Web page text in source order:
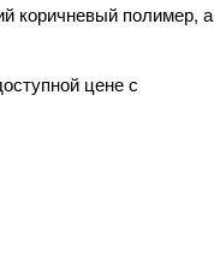
коричневый полимер, а
цене с